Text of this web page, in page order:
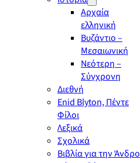
Αρχαία
ελληνική
Βυζάντιο –
Μεσαιωνική
Νεότερη –
Σύγχρονη
Διεθνή
Enid Blyton, Πέντε
Φίλοι
Λεξικά
Σχολικά
Βιβλία για την Άνδρο